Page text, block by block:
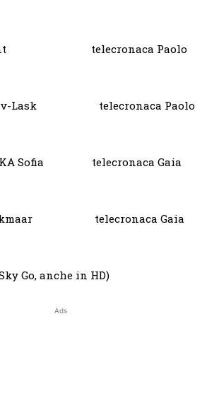
Gent telecronaca Paolo
Lask telecronaca Paolo
Sofia telecronaca Gaia
Alkmaar telecronaca Gaia
Go, anche in HD)
Ads